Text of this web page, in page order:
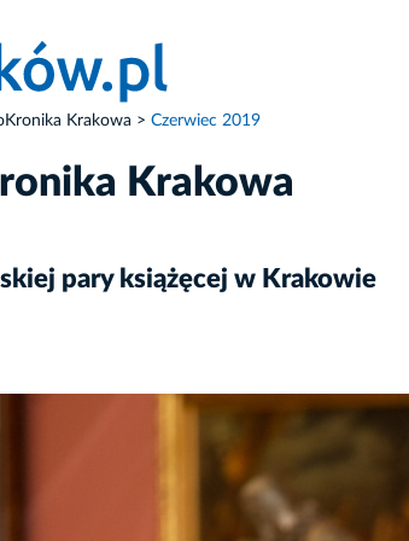
Krakowa Czerwiec 2019
Krakowa
pary książęcej w Krakowie